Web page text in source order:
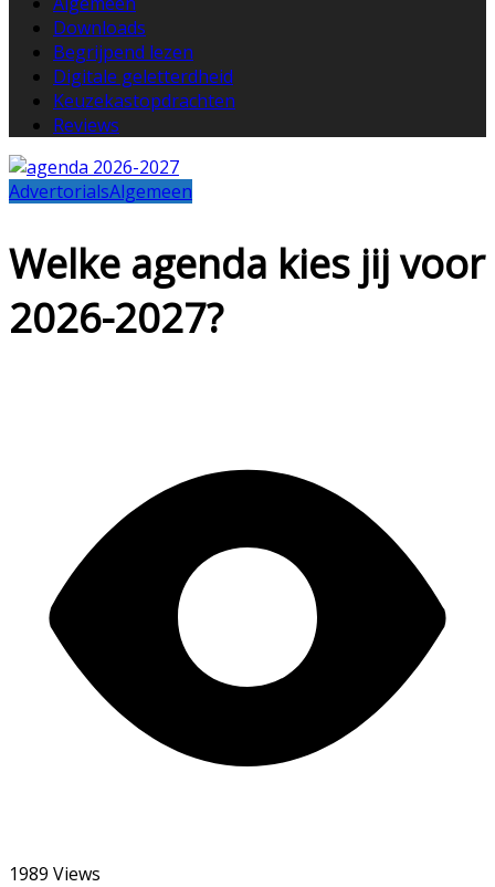
Downloads
Begrijpend lezen
Digitale geletterdheid
Keuzekastopdrachten
Reviews
AdvertorialsAlgemeen
Welke agenda kies jij voor
2026-2027?
1989 Views